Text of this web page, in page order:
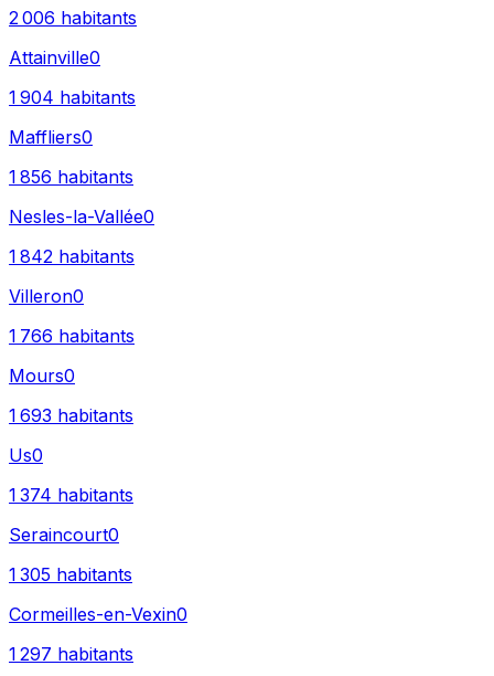
2 006 habitants
Attainville0
1 904 habitants
Maffliers0
1 856 habitants
Nesles-la-Vallée0
1 842 habitants
Villeron0
1 766 habitants
Mours0
1 693 habitants
Us0
1 374 habitants
Seraincourt0
1 305 habitants
Cormeilles-en-Vexin0
1 297 habitants